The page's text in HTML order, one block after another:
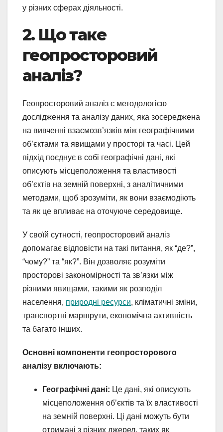
у різних сферах діяльності.
2. Що таке
геопросторовий
аналіз?
Геопросторовий аналіз є методологією
дослідження та аналізу даних, яка зосереджена
на вивченні взаємозв’язків між географічними
об’єктами та явищами у просторі та часі. Цей
підхід поєднує в собі географічні дані, які
описують місцеположення та властивості
об’єктів на земній поверхні, з аналітичними
методами, щоб зрозуміти, як вони взаємодіють
та як це впливає на оточуюче середовище.
У своїй сутності, геопросторовий аналіз
допомагає відповісти на такі питання, як “де?”,
“чому?” та “як?”. Він дозволяє розуміти
просторові закономірності та зв’язки між
різними явищами, такими як розподіл
населення, природні ресурси, кліматичні зміни,
транспортні маршрути, економічна активність
та багато інших.
Основні компоненти геопросторового
аналізу включають:
Географічні дані: Це дані, які описують
місцеположення об’єктів та їх властивості
на земній поверхні. Ці дані можуть бути
отримані з різних джерел, таких як